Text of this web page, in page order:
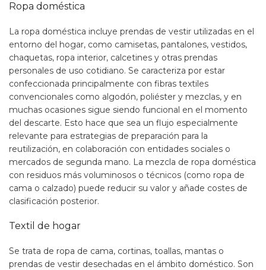
Ropa doméstica
La ropa doméstica incluye prendas de vestir utilizadas en el
entorno del hogar, como camisetas, pantalones, vestidos,
chaquetas, ropa interior, calcetines y otras prendas
personales de uso cotidiano. Se caracteriza por estar
confeccionada principalmente con fibras textiles
convencionales como algodón, poliéster y mezclas, y en
muchas ocasiones sigue siendo funcional en el momento
del descarte. Esto hace que sea un flujo especialmente
relevante para estrategias de preparación para la
reutilización, en colaboración con entidades sociales o
mercados de segunda mano. La mezcla de ropa doméstica
con residuos más voluminosos o técnicos (como ropa de
cama o calzado) puede reducir su valor y añade costes de
clasificación posterior.
Textil de hogar
Se trata de ropa de cama, cortinas, toallas, mantas o
prendas de vestir desechadas en el ámbito doméstico. Son